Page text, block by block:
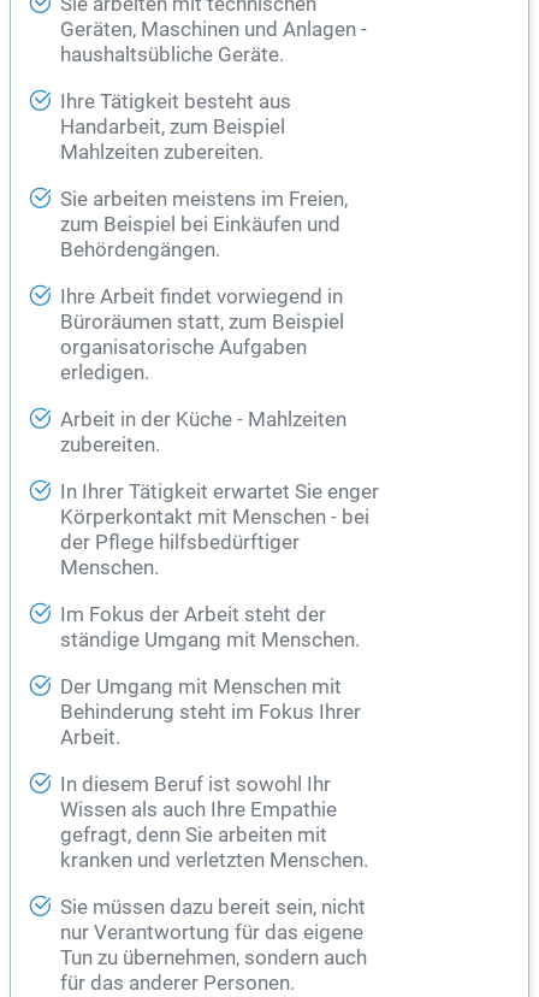
Sie arbeiten mit technischen
Geräten, Maschinen und Anlagen -
haushaltsübliche Geräte.
Ihre Tätigkeit besteht aus
Handarbeit, zum Beispiel
Mahlzeiten zubereiten.
Sie arbeiten meistens im Freien,
zum Beispiel bei Einkäufen und
Behördengängen.
Ihre Arbeit findet vorwiegend in
Büroräumen statt, zum Beispiel
organisatorische Aufgaben
erledigen.
Arbeit in der Küche - Mahlzeiten
zubereiten.
In Ihrer Tätigkeit erwartet Sie enger
Körperkontakt mit Menschen - bei
der Pflege hilfsbedürftiger
Menschen.
Im Fokus der Arbeit steht der
ständige Umgang mit Menschen.
Der Umgang mit Menschen mit
Behinderung steht im Fokus Ihrer
Arbeit.
In diesem Beruf ist sowohl Ihr
Wissen als auch Ihre Empathie
gefragt, denn Sie arbeiten mit
kranken und verletzten Menschen.
Sie müssen dazu bereit sein, nicht
nur Verantwortung für das eigene
Tun zu übernehmen, sondern auch
für das anderer Personen.